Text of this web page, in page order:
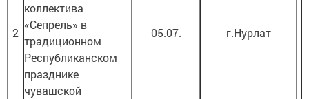
2
коллектива
«Сепрель» в
традиционном
Республиканском
празднике
чувашской
05.07. г.Нурлат